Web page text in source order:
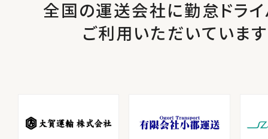
全国の運送会社に勤怠ドラ
ご利用いただいています